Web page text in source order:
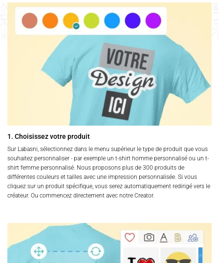
1. Choisissez votre produit
Sur Labasni, sélectionnez dans le menu supérieur le type de produit que vous
souhaitez personnaliser - par exemple un t-shirt homme personnalisé ou un t-
shirt femme personnalisé. Nous proposons plus de 300 produits de
différentes couleurs et tailles avec une impression personnalisée. Si vous
cliquez sur un produit spécifique, vous serez automatiquement redirigé vers le
créateur. Ou commencez directement avec notre Creator.